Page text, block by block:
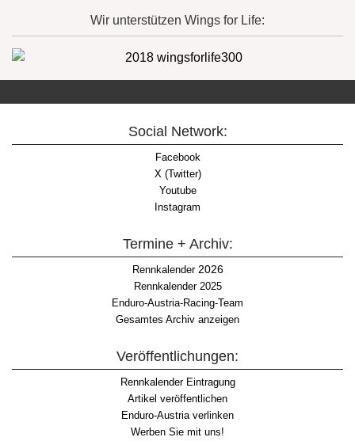
Wir unterstützen Wings for Life:
Social Network:
Facebook
X (Twitter)
Youtube
Instagram
Termine + Archiv:
Rennkalender2026
Rennkalender 2025
Enduro-Austria-Racing-Team
Gesamtes Archiv anzeigen
Veröffentlichungen:
Rennkalender Eintragung
Artikel veröffentlichen
Enduro-Austria verlinken
Werben Sie mit uns!